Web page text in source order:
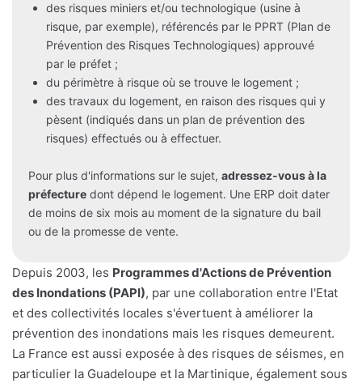
des risques miniers et/ou technologique (usine à
risque, par exemple), référencés par le PPRT (Plan de
Prévention des Risques Technologiques) approuvé
par le préfet ;
du périmètre à risque où se trouve le logement ;
des travaux du logement, en raison des risques qui y
pèsent (indiqués dans un plan de prévention des
risques) effectués ou à effectuer.
Pour plus d'informations sur le sujet, adressez-vous à la
préfecture dont dépend le logement. Une ERP doit dater
de moins de six mois au moment de la signature du bail
ou de la promesse de vente.
Depuis 2003, les Programmes d'Actions de Prévention
des Inondations (PAPI), par une collaboration entre l'Etat
et des collectivités locales s'évertuent à améliorer la
prévention des inondations mais les risques demeurent.
La France est aussi exposée à des risques de séismes, en
particulier la Guadeloupe et la Martinique, également sous